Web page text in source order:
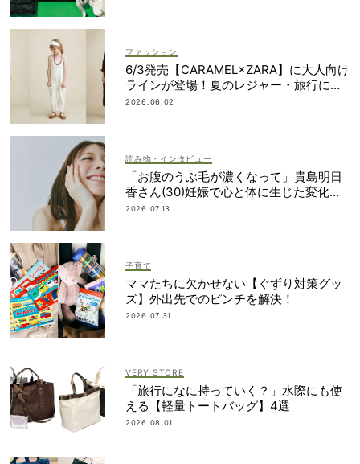
ファッション
6/3発売【CARAMEL×ZARA】に大人向け
ラインが登場！夏のレジャー・旅行にも
おすすめ
2026.06.02
読み物・インタビュー
「お腹のうぶ毛が濃くなって」貴島明日
香さん(30)妊娠で心と体に生じた変化も
「愛しいです」
2026.07.13
子育て
ママたちに欠かせない【ぐずり対策グッ
ズ】外出先でのピンチを解決！
2026.07.31
VERY STORE
「旅行になに持っていく？」水際にも使
える【軽量トートバッグ】4選
2026.08.01